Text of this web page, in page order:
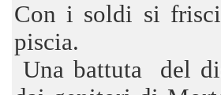
Con i soldi si
piscia.
Una battuta del